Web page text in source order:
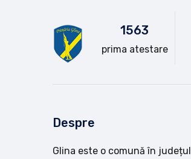
1563
prima atestare
Despre
Glina este o comună în județul